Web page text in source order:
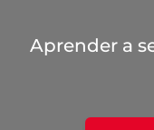
Aprender a